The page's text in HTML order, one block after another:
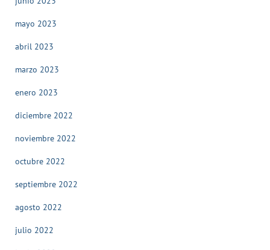
mayo 2023
abril 2023
marzo 2023
enero 2023
diciembre 2022
noviembre 2022
octubre 2022
septiembre 2022
agosto 2022
julio 2022